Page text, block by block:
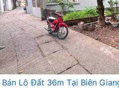
Bán Lô Đất 36m Tại Biên